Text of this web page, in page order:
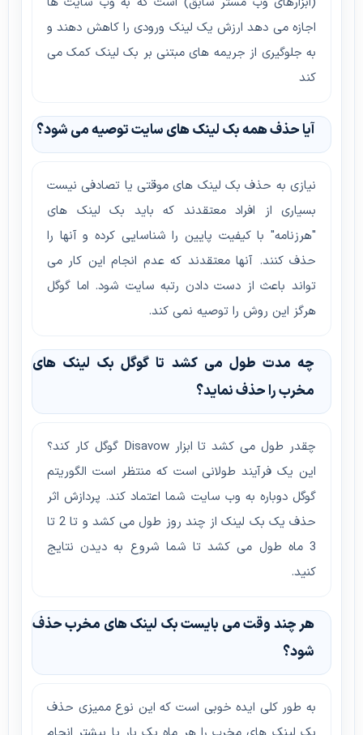
اجازه می دهد ارزش یک لینک ورودی را کاهش دهند و
به جلوگیری از جریمه های مبتنی بر بک لینک کمک می
کند
آیا حذف همه بک لینک های سایت توصیه می شود؟
نیازی به حذف بک لینک های موقتی یا تصادفی نیست
بسیاری از افراد معتقدند که باید بک لینک های
"هرزنامه" با کیفیت پایین را شناسایی کرده و آنها را
حذف کنند. آنها معتقدند که عدم انجام این کار می
تواند باعث از دست دادن رتبه سایت شود. اما گوگل
هرگز این روش را توصیه نمی کند.
چه مدت طول می کشد تا گوگل بک لینک های
مخرب را حذف نماید؟
چقدر طول می کشد تا ابزار Disavow گوگل کار کند؟
این یک فرآیند طولانی است که منتظر است الگوریتم
گوگل دوباره به وب سایت شما اعتماد کند. پردازش اثر
حذف یک بک لینک از چند روز طول می کشد و تا 2 تا
3 ماه طول می کشد تا شما شروع به دیدن نتایج
کنید.
هر چند وقت می بایست بک لینک های مخرب حذف
شود؟
به طور کلی ایده خوبی است که این نوع ممیزی حذف